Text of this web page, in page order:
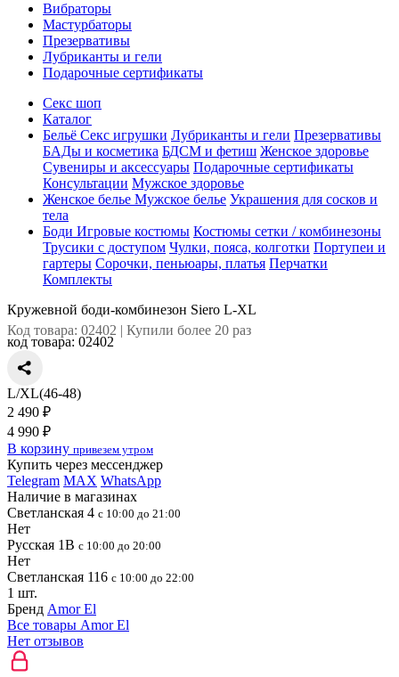
Вибраторы
Мастурбаторы
Презервативы
Лубриканты и гели
Подарочные сертификаты
Секс шоп
Каталог
Бельё Секс игрушки Лубриканты и гели Презервативы
БАДы и косметика БДСМ и фетиш Женское здоровье
Сувениры и аксессуары Подарочные сертификаты
Консультации Мужское здоровье
Женское белье Мужское белье Украшения для сосков и
тела
Боди Игровые костюмы Костюмы сетки / комбинезоны
Трусики с доступом Чулки, пояса, колготки Портупеи и
гартеры Сорочки, пеньюары, платья Перчатки
Комплекты
Кружевной боди-комбинезон Siero L-XL
Код товара: 02402 | Купили более 20 раз
код товара: 02402
L/XL(46-48)
2 490 ₽
4 990 ₽
В корзину привезем утром
Купить через мессенджер
Telegram MAX WhatsApp
Наличие в магазинах
Светланская 4 с 10:00 до 21:00
Нет
Русская 1В с 10:00 до 20:00
Нет
Светланская 116 с 10:00 до 22:00
1 шт.
Бренд Amor El
Все товары Amor El
Нет отзывов